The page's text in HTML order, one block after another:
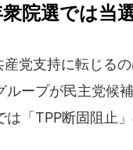
院選では当
党支持に転じる
ループが民主党候
は「TPP断固阻止